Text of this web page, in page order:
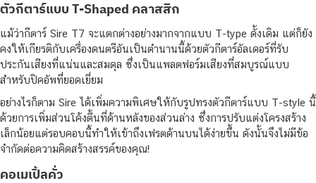
ตัวกีตาร์แบบ T-Shaped คลาสสิก
แม้ว่ากีตาร์ Sire T7 จะแตกต่างอย่างมากจากแบบ T-type ดั้งเดิม แต่ก็ยัง
คงให้เกียรติกับเครื่องดนตรีอันเป็นตำนานนี้ด้วยตัวกีตาร์อัลเดอร์ที่รับ
ประกันเสียงที่แน่นและสมดุล ซึ่งเป็นแพลตฟอร์มเสียงที่สมบูรณ์แบบ
สำหรับปิคอัพที่ยอดเยี่ยม
อย่างไรก็ตาม Sire ได้เพิ่มความพิเศษให้กับรูปทรงตัวกีตาร์แบบ T-style นี้
ด้วยการเพิ่มส่วนโค้งตื้นที่ด้านหลังของส่วนล่าง ซึ่งการปรับแต่งโครงสร้าง
เล็กน้อยแต่รอบคอบนี้ทำให้เข้าถึงเฟรตด้านบนได้ง่ายขึ้น ดังนั้นจึงไม่มีข้อ
จำกัดต่อความคิดสร้างสรรค์ของคุณ!
คอเมเปิ้ลคั่ว